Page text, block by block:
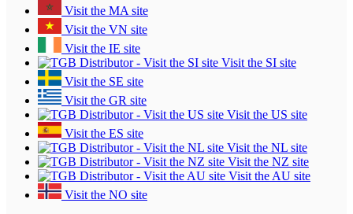
Visit the MA site
Visit the VN site
Visit the IE site
Visit the SI site
Visit the SE site
Visit the GR site
Visit the US site
Visit the ES site
Visit the NL site
Visit the NZ site
Visit the AU site
Visit the NO site